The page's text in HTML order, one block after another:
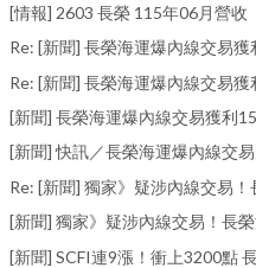
[情報] 2603 長榮 115年06月營收
Re: [新聞] 長榮海運爆內線交易
[新聞] 長榮海運爆內線交易獲利
Re: [新聞] 獨家》疑涉內線交易
[新聞] 獨家》疑涉內線交易！長
[新聞] SCFI連9漲！衝上3200點